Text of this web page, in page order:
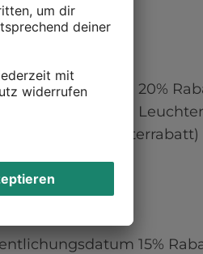
20%
Bücher,
15%